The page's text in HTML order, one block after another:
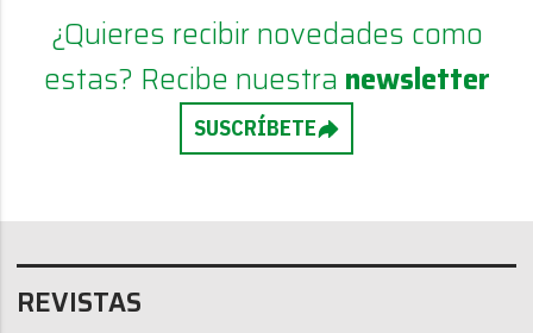
¿Quieres recibir novedades como
estas? Recibe nuestra newsletter
SUSCRÍBETE
REVISTAS